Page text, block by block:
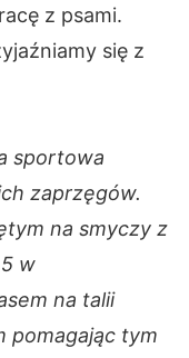
z psami.
się z
sportowa
zaprzęgów.
na smyczy z
w
na talii
pomagając tym